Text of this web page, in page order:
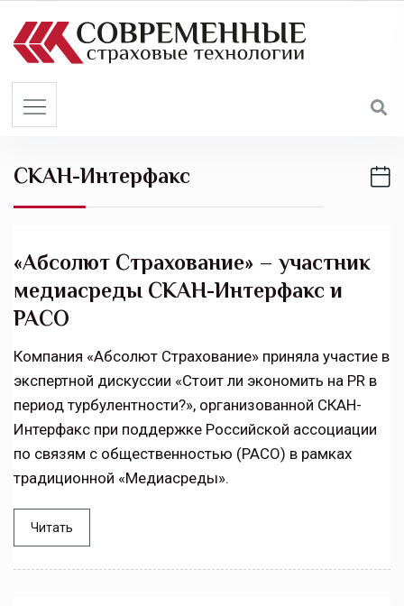
СКАН-Интерфакс
«Абсолют Страхование» – участник
медиасреды СКАН-Интерфакс и
РАСО
Компания «Абсолют Страхование» приняла участие в
экспертной дискуссии «Стоит ли экономить на PR в
период турбулентности?», организованной СКАН-
Интерфакс при поддержке Российской ассоциации
по связям с общественностью (РАСО) в рамках
традиционной «Медиасреды».
Читать